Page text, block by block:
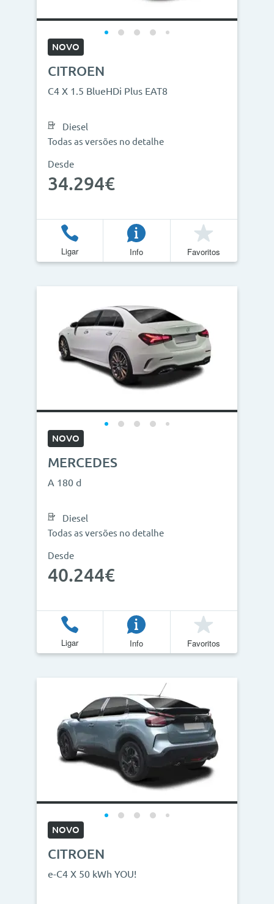
NOVO
CITROEN
C4 X 1.5 BlueHDi Plus EAT8
Diesel
Todas as versões no detalhe
Desde
34.294€
Ligar Info Favoritos
NOVO
MERCEDES
A 180 d
Diesel
Todas as versões no detalhe
Desde
40.244€
Ligar Info Favoritos
NOVO
CITROEN
e-C4 X 50 kWh YOU!